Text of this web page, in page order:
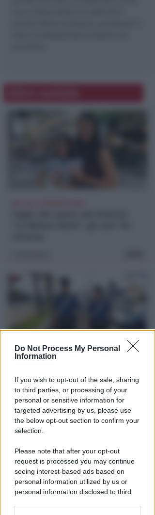
Do Not Process My Personal
Information
If you wish to opt-out of the sale, sharing
to third parties, or processing of your
personal or sensitive information for
targeted advertising by us, please use
the below opt-out section to confirm your
selection.
Please note that after your opt-out
request is processed you may continue
seeing interest-based ads based on
personal information utilized by us or
personal information disclosed to third
Ruba portafogli in spiaggia ad
un turista e lo spintona.
Arrestato
di Redazione